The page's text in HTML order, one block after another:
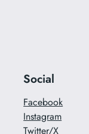
Social
Facebook
Instagram
Twitter/X